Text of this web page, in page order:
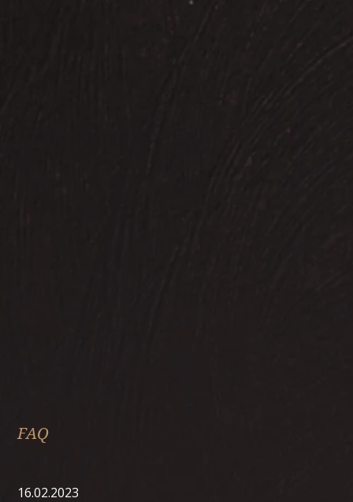
FAQ
16.02.2023